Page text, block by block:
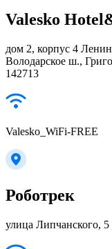
Valesko
дом 2, корпус 4
Володарское ш.,
142713
Valesko_WiFi-FREE
Роботрек
улица Липчанского, 5